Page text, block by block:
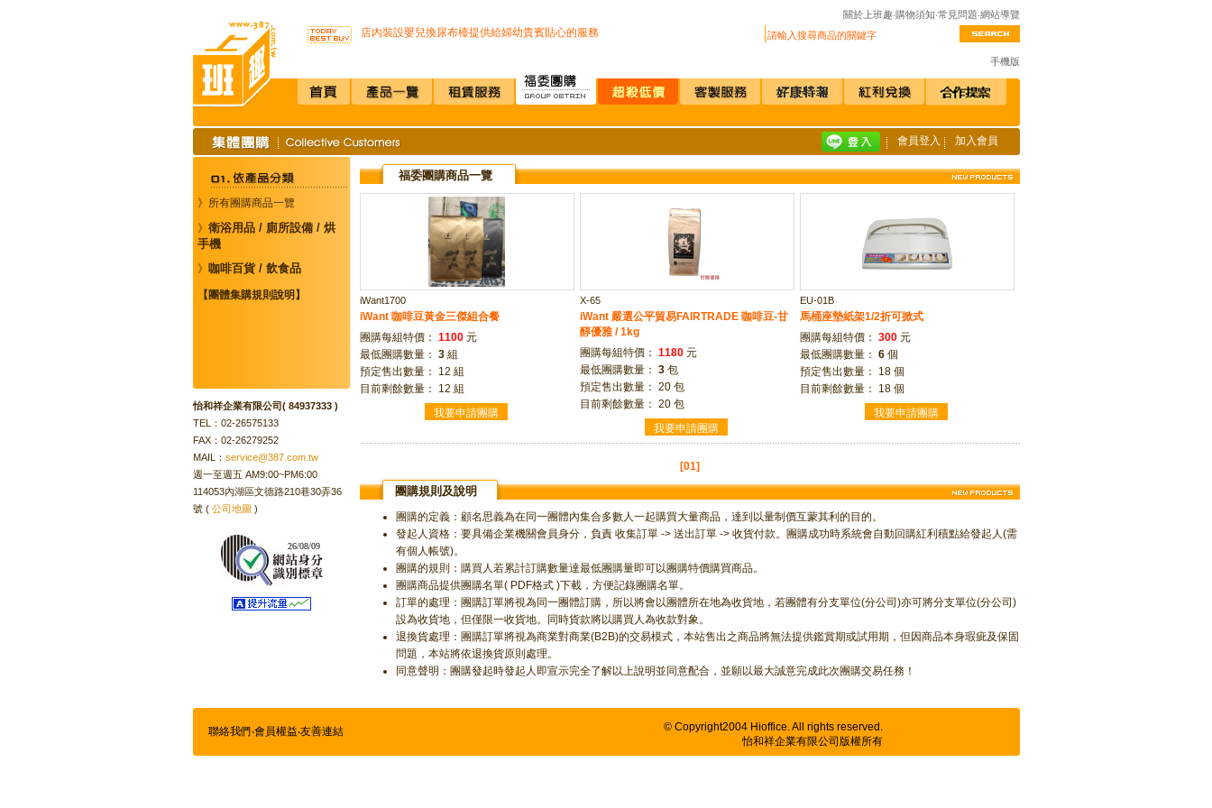
店內裝設嬰兒換尿布檯提供給婦幼貴賓貼心的服務
K3 Plus 全自動紅外線測溫儀(附立架) 預購訂單
K387D全自動雙感溫酒精手部消毒機 升級不加價
通用型防疫透明面罩10入裝
榮獲M.I.T台灣精品獎超省電的負離子節能風扇
不再害怕上公司廁所~馬桶座墊紙讓您如廁更安心
店內裝設嬰兒換尿布檯提供給婦幼貴賓貼心的服務
SSI -222R 吸頂式空氣淨化機讓你抵抗PM2.5
開咖啡店不用買咖啡機Schaerer Coffee Art Plus 全自動...
K3 Plus 全自動紅外線測溫儀(附立架) 預購訂單
K387D全自動雙感溫酒精手部消毒機 升級不加價
唯一驗證過可有效抑制COVID-19的神器
通用型防疫透明面罩10入裝
關於上班趣‧購物須知‧常見問題‧網站導覽
手機版
會員登入 加入會員
》所有團購商品一覽
》 衛浴用品 / 廁所設備 / 烘
手機
》 咖啡百貨 / 飲食品
【團體集購規則說明】
怡和祥企業有限公司( 84937333 )
TEL：02-26575133
FAX：02-26279252
MAIL： service@387.com.tw
週一至週五 AM9:00~PM6:00
114053內湖區文德路210巷30弄36
號 ( 公司地圖 )
26/08/09
福委團購商品一覽
iWant1700
iWant 咖啡豆黃金三傑組合餐
團購每組特價： 1100元
最低團購數量： 3組
預定售出數量： 12 組
目前剩餘數量： 12 組
X-65
iWant 嚴選公平貿易FAIRTRADE 咖啡豆-甘
醇優雅 / 1kg
團購每組特價： 1180元
最低團購數量： 3包
預定售出數量： 20 包
目前剩餘數量： 20 包
EU-01B
馬桶座墊紙架1/2折可掀式
團購每組特價： 300元
最低團購數量： 6個
預定售出數量： 18 個
目前剩餘數量： 18 個
[01]
團購規則及說明
團購的定義：顧名思義為在同一團體內集合多數人一起購買大量商品，達到以量制價互蒙其利的目的。
發起人資格：要具備企業機關會員身分，負責 收集訂單 -> 送出訂單 -> 收貨付款。團購成功時系統會自動回購紅利積點給發起人(需
有個人帳號)。
團購的規則：購買人若累計訂購數量達最低團購量即可以團購特價購買商品。
團購商品提供團購名單( PDF格式 )下載，方便記錄團購名單。
訂單的處理：團購訂單將視為同一團體訂購，所以將會以團體所在地為收貨地，若團體有分支單位(分公司)亦可將分支單位(分公司)
設為收貨地，但僅限一收貨地。同時貨款將以購買人為收款對象。
退換貨處理：團購訂單將視為商業對商業(B2B)的交易模式，本站售出之商品將無法提供鑑賞期或試用期，但因商品本身瑕疵及保固
問題，本站將依退換貨原則處理。
同意聲明：團購發起時發起人即宣示完全了解以上說明並同意配合，並願以最大誠意完成此次團購交易任務！
聯絡我們 ‧會員權益‧友善連結
© Copyright2004 Hioffice. All rights reserved.
怡和祥企業有限公司版權所有